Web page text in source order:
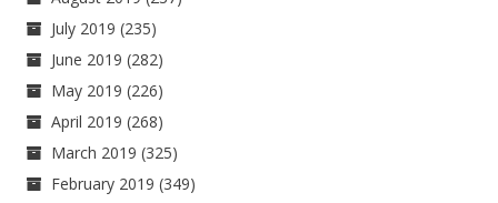
July 2019 (235)
June 2019 (282)
May 2019 (226)
April 2019 (268)
March 2019 (325)
February 2019 (349)